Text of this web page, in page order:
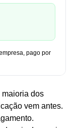
pago por
maioria dos
vem antes.